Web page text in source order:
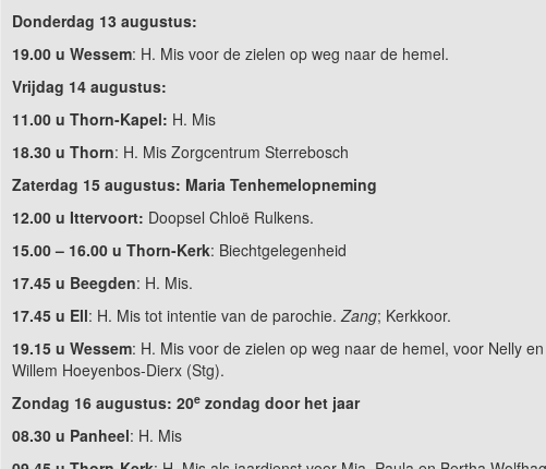
Donderdag 13 augustus:
19.00 u Wessem: H. Mis voor de zielen op weg naar de hemel.
Vrijdag 14 augustus:
11.00 u Thorn-Kapel: H. Mis
18.30 u Thorn: H. Mis Zorgcentrum Sterrebosch
Zaterdag 15 augustus: Maria Tenhemelopneming
12.00 u Ittervoort: Doopsel Chloë Rulkens.
15.00 – 16.00 u Thorn-Kerk: Biechtgelegenheid
17.45 u Beegden: H. Mis.
17.45 u Ell: H. Mis tot intentie van de parochie.Zang; Kerkkoor.
19.15 u Wessem: H. Mis voor de zielen op weg naar de hemel, voor Nelly en
Willem Hoeyenbos-Dierx (Stg).
Zondag 16 augustus: 20ezondag door het jaar
08.30 u Panheel: H. Mis